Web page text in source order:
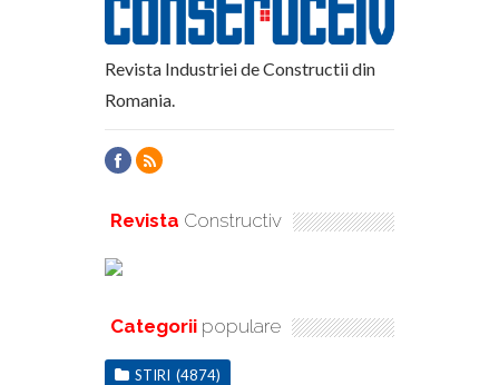
Revista Industriei de Constructii din
Romania.
Revista Constructiv
Categorii populare
STIRI (4874)